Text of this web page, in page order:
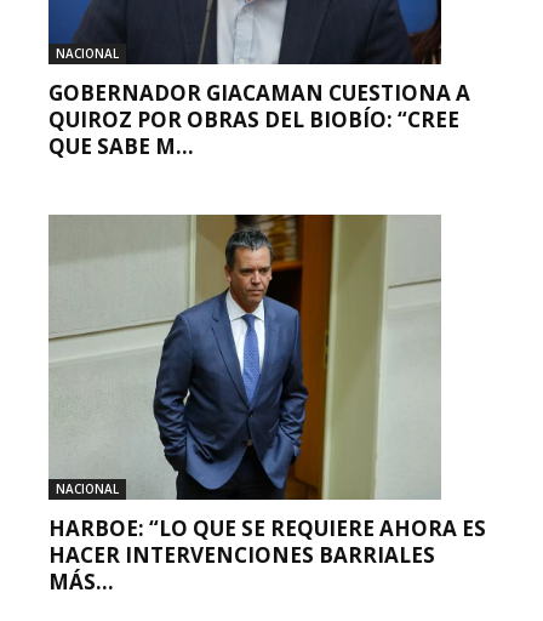
NACIONAL
GOBERNADOR GIACAMAN CUESTIONA A
QUIROZ POR OBRAS DEL BIOBÍO: “CREE
QUE SABE M...
NACIONAL
HARBOE: “LO QUE SE REQUIERE AHORA ES
HACER INTERVENCIONES BARRIALES
MÁS...